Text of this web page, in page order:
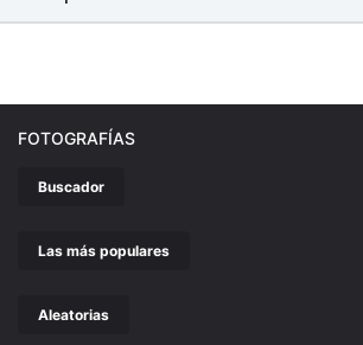
FOTOGRAFÍAS
Buscador
Las más populares
Aleatorias